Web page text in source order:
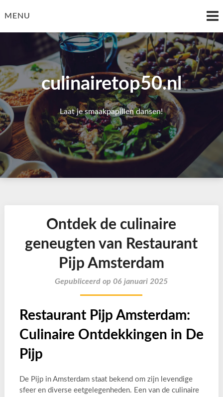
toMENU
culinairetop50.nl
Laat je smaakpapillen dansen!
Ontdek de culinaire
geneugten van Restaurant
Pijp Amsterdam
Gepubliceerd op 06 januari 2025
Restaurant Pijp Amsterdam:
Culinaire Ontdekkingen in De
Pijp
De Pijp in Amsterdam staat bekend om zijn levendige
sfeer en diverse eetgelegenheden. Een van de culinaire